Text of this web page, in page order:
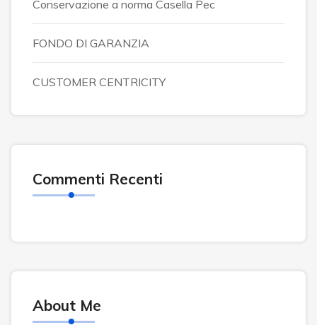
Conservazione a norma Casella Pec
FONDO DI GARANZIA
CUSTOMER CENTRICITY
Commenti Recenti
About Me